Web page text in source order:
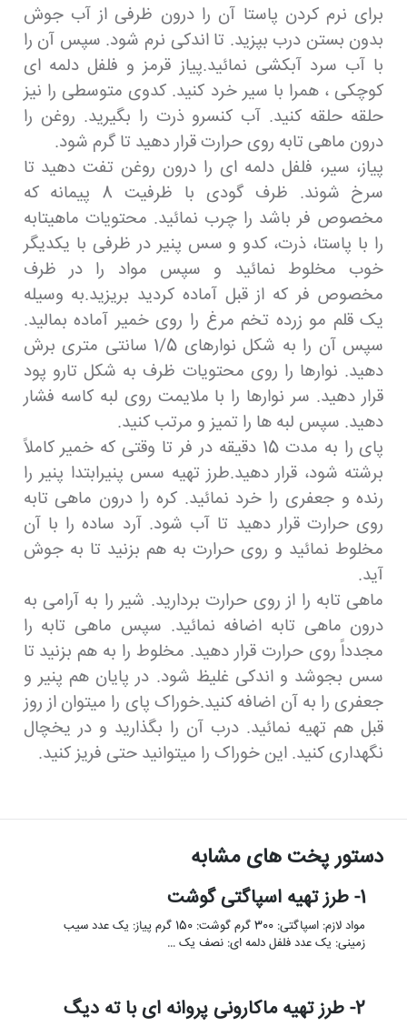
برای نرم کردن پاستا آن را درون ظرفی از آب جوش
بدون بستن درب بپزید. تا اندکی نرم شود. سپس آن را
با آب سرد آبکشی نمائید.پیاز قرمز و فلفل دلمه ای
کوچکی ، همرا با سیر خرد کنید. کدوی متوسطی را نیز
حلقه حلقه کنید. آب کنسرو ذرت را بگیرید. روغن را
درون ماهی تابه روی حرارت قرار دهید تا گرم شود.
پیاز، سیر، فلفل دلمه ای را درون روغن تفت دهید تا
سرخ شوند. ظرف گودی با ظرفیت 8 پیمانه که
مخصوص فر باشد را چرب نمائید. محتویات ماهیتابه
را با پاستا، ذرت، کدو و سس پنیر در ظرفی با یکدیگر
خوب مخلوط نمائید و سپس مواد را در ظرف
مخصوص فر که از قبل آماده کردید بریزید.به وسیله
یک قلم مو زرده تخم مرغ را روی خمیر آماده بمالید.
سپس آن را به شکل نوارهای 1/5 سانتی متری برش
دهید. نوارها را روی محتویات ظرف به شکل تارو پود
قرار دهید. سر نوارها را با ملایمت روی لبه کاسه فشار
دهید. سپس لبه ها را تمیز و مرتب کنید.
پای را به مدت 15 دقیقه در فر تا وقتی که خمیر کاملاً
برشته شود، قرار دهید.طرز تهیه سس پنیرابتدا پنیر را
رنده و جعفری را خرد نمائید. کره را درون ماهی تابه
روی حرارت قرار دهید تا آب شود. آرد ساده را با آن
مخلوط نمائید و روی حرارت به هم بزنید تا به جوش
آید.
ماهی تابه را از روی حرارت بردارید. شیر را به آرامی به
درون ماهی تابه اضافه نمائید. سپس ماهی تابه را
مجدداً روی حرارت قرار دهید. مخلوط را به هم بزنید تا
سس بجوشد و اندکی غلیظ شود. در پایان هم پنیر و
جعفری را به آن اضافه کنید.خوراک پای را میتوان از روز
قبل هم تهیه نمائید. درب آن را بگذارید و در یخچال
نگهداری کنید. این خوراک را میتوانید حتی فریز کنید.
دستور پخت های مشابه
1- طرز تهیه اسپاگتی گوشت
مواد لازم: اسپاگتی: 300 گرم گوشت: 150 گرم پیاز: یک عدد سیب
زمینی: یک عدد فلفل دلمه ای: نصف یک …
2- طرز تهیه ماکارونی پروانه ای با ته دیگ